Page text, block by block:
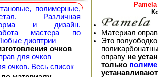
полимерные,
Различная
и дизайн.
мастера по
диоптрии
очков
для очков
очков. Весь список
Материал
Это
оправу не
только